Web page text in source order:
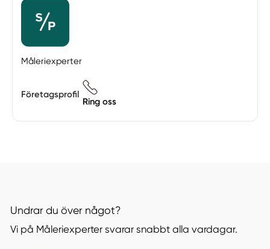
Måleriexperter
Företagsprofil
Ring oss
Undrar du över något?
Vi på Måleriexperter svarar snabbt alla vardagar.